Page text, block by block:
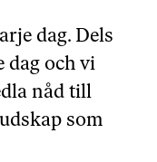
dag. Dels
dag och vi
nåd till
som